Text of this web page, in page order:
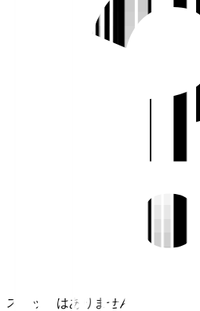
スタッツはありません。